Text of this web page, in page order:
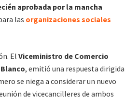
aprobada por la mancha
las organizaciones sociales
El Viceministro de Comercio
, emitió una respuesta dirigida
se niega a considerar un nuevo
de vicecancilleres de ambos